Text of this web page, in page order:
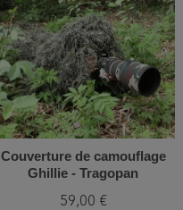
Couverture de camouflage
Ghillie - Tragopan
59,00 €